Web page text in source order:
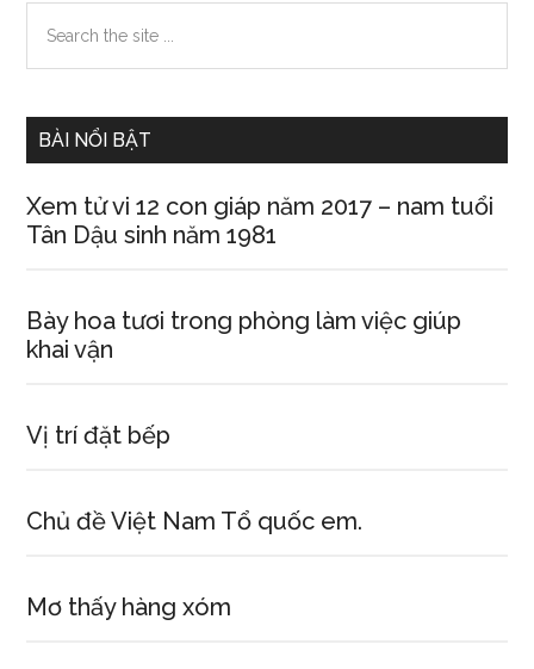
Primary
Sidebar
the
BÀI NỔI BẬT
Xem tử vi 12 con giáp năm 2017 – nam tuổi
Tân Dậu sinh năm 1981
Bày hoa tươi trong phòng làm việc giúp
khai vận
Vị trí đặt bếp
Chủ đề Việt Nam Tổ quốc em.
Mơ thấy hàng xóm